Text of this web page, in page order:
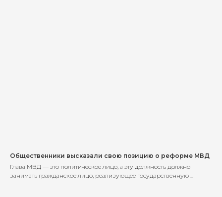
Общественники высказали свою позицию о реформе МВД
Глава МВД — это политическое лицо, а эту должность должно
занимать гражданское лицо, реализующее государственную ...